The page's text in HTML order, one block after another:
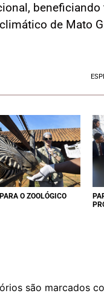
de Mato
O ZOOLÓGICO
são marcados